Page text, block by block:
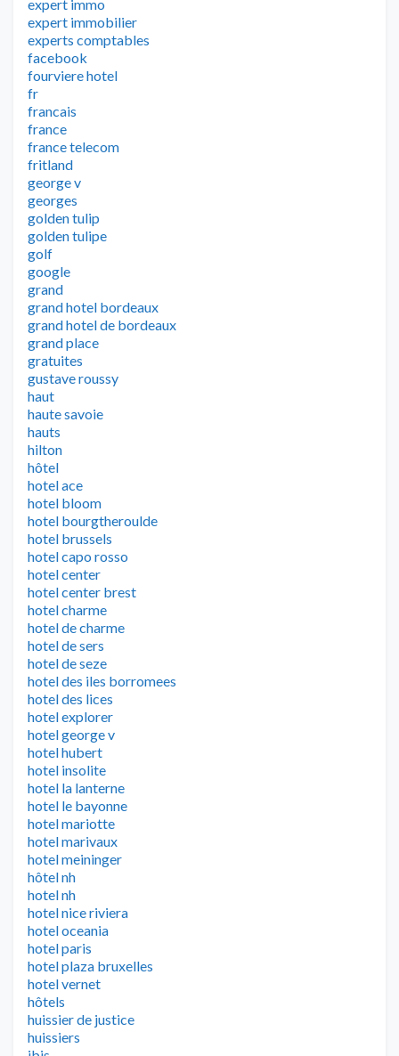
expert immo
expert immobilier
experts comptables
facebook
fourviere hotel
fr
francais
france
france telecom
fritland
george v
georges
golden tulip
golden tulipe
golf
google
grand
grand hotel bordeaux
grand hotel de bordeaux
grand place
gratuites
gustave roussy
haut
haute savoie
hauts
hilton
hôtel
hotel ace
hotel bloom
hotel bourgtheroulde
hotel brussels
hotel capo rosso
hotel center
hotel center brest
hotel charme
hotel de charme
hotel de sers
hotel de seze
hotel des iles borromees
hotel des lices
hotel explorer
hotel george v
hotel hubert
hotel insolite
hotel la lanterne
hotel le bayonne
hotel mariotte
hotel marivaux
hotel meininger
hôtel nh
hotel nh
hotel nice riviera
hotel oceania
hotel paris
hotel plaza bruxelles
hotel vernet
hôtels
huissier de justice
huissiers